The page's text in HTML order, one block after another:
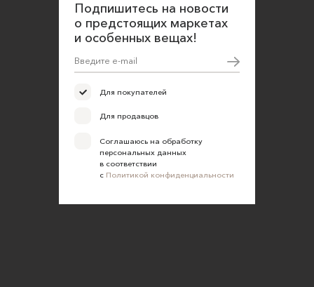
Подпишитесь на новости
о предстоящих маркетах
и особенных вещах!
Для покупателей
Для продавцов
Соглашаюсь на обработку
персональных данных
в соответствии
с Политикой конфиденциальности